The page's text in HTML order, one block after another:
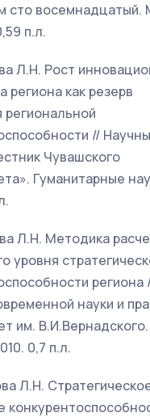
сто восемнадцатый.
п.л.
Л.Н. Рост
региона как резерв
//
Чувашского
Гуманитарные
Л.Н. Методика
уровня
региона
науки и
им.
0,7 п.л.
Л.Н.